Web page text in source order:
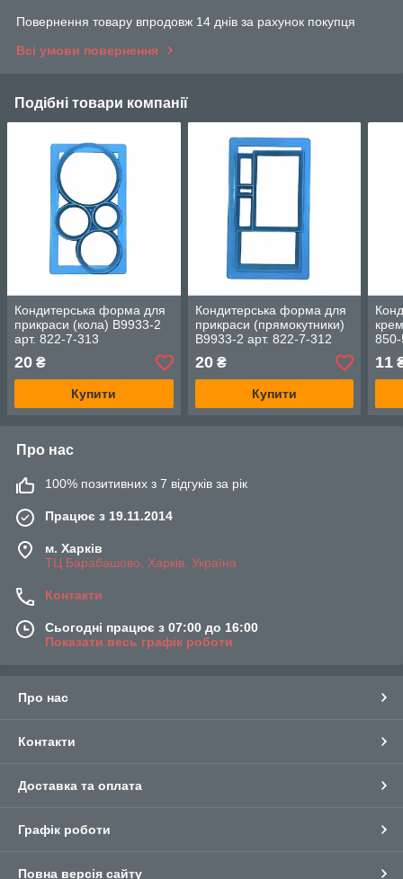
Повернення товару впродовж 14 днів за рахунок покупця
Всі умови повернення
Подібні товари компанії
Кондитерська форма для
прикраси (кола) B9933-2
арт. 822-7-313
20 ₴
Купити
Кондитерська форма для
прикраси (прямокутники)
B9933-2 арт. 822-7-312
20₴
Купити
11
Про нас
100% позитивних з 7 відгуків за рік
Працює з 19.11.2014
м. Харків
ТЦ Барабашово, Харків, Україна
Контакти
Сьогодні працює з 07:00 до 16:00
Показати весь графік роботи
Про нас
Контакти
Доставка та оплата
Графік роботи
Повна версія сайту